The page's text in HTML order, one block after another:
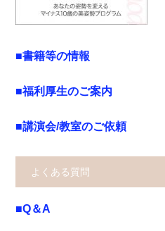
■書籍等の情報
■福利厚生のご案内
■講演会/教室のご依頼
よくある質問
■Q＆A